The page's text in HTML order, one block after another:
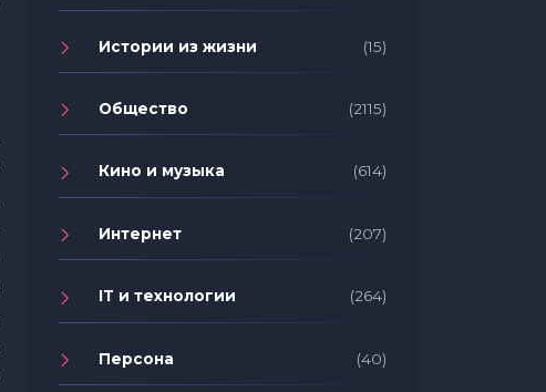
Истории из жизни (15)
Общество (2115)
Кино и музыка (614)
Интернет (207)
IT и технологии (264)
Персона (40)